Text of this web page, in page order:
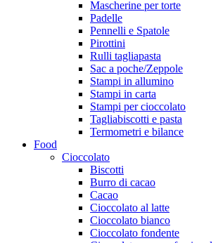
Mascherine per torte
Padelle
Pennelli e Spatole
Pirottini
Rulli tagliapasta
Sac a poche/Zeppole
Stampi in allumino
Stampi in carta
Stampi per cioccolato
Tagliabiscotti e pasta
Termometri e bilance
Food
Cioccolato
Biscotti
Burro di cacao
Cacao
Cioccolato al latte
Cioccolato bianco
Cioccolato fondente